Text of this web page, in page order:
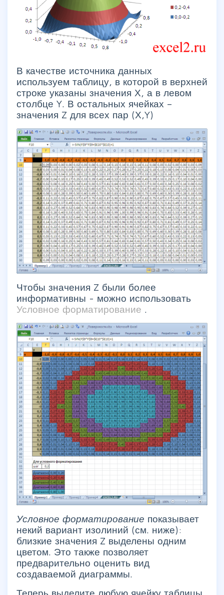
В качестве источника данных
используем таблицу, в которой в верхней
строке указаны значения Х, а в левом
столбце Y. В остальных ячейках –
значения Z для всех пар (Х,Y)
Чтобы значения Z были более
информативны - можно использовать
Условное форматирование .
Условное форматирование показывает
некий вариант изолиний (см. ниже):
близкие значения Z выделены одним
цветом. Это также позволяет
предварительно оценить вид
создаваемой диаграммы.